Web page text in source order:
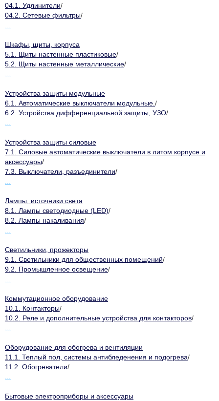
04.1. Удлинители/
04.2. Сетевые фильтры/
Шкафы, щиты, корпуса
5.1. Щиты настенные пластиковые/
5.2. Щиты настенные металлические/
Устройства защиты модульные
6.1. Автоматические выключатели модульные. /
6.2. Устройства дифференциальной защиты, УЗО/
Устройства защиты силовые
7.1. Силовые автоматические выключатели в литом корпусе и
аксессуары/
7.3. Выключатели, разъединители/
Лампы, источники света
8.1. Лампы светодиодные (LED)/
8.2. Лампы накаливания/
Светильники, прожекторы
9.1. Светильники для общественных помещений/
9.2. Промышленное освещение/
Коммутационное оборудование
10.1. Контакторы/
10.2. Реле и дополнительные устройства для контакторов/
Оборудование для обогрева и вентиляции
11.1. Теплый пол, системы антибледенения и подогрева/
11.2. Обогреватели/
Бытовые электроприборы и аксессуары